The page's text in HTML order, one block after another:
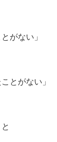
がない」
とがない」